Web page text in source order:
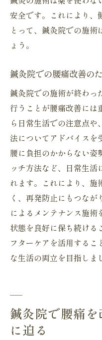
安全です。これにより、
とって、鍼灸院での施
ょう。
鍼灸院での腰痛改善の
鍼灸院での施術が終わっ
行うことが腰痛改善には
ら日常生活での注意点
法についてアドバイスを
腰に負担のかからない姿
ッチ方法など、日常生
れます。これにより、施
く、再発防止にもつな
によるメンテナンス施
状態を良好に保ち続ける
フターケアを活用する
な生活の両立を目指しま
鍼灸院で腰痛
に迫る